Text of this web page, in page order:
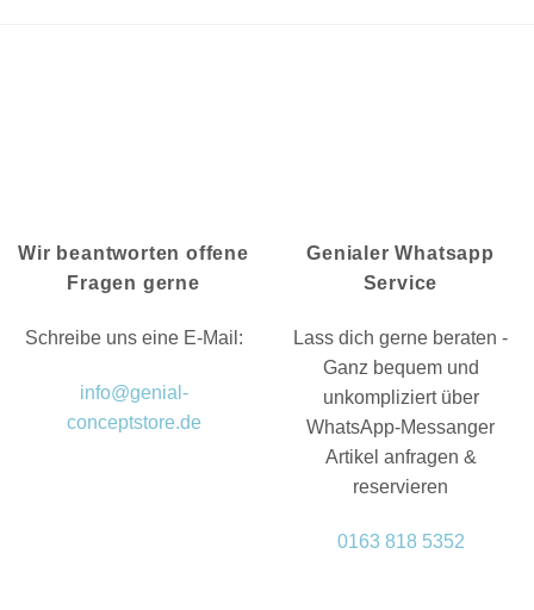
Wir beantworten offene
Fragen gerne
Schreibe uns eine E-Mail:
info@genial-
conceptstore.de
Genialer Whatsapp
Service
Lass dich gerne beraten -
Ganz bequem und
unkompliziert über
WhatsApp-Messanger
Artikel anfragen &
reservieren
0163 818 5352